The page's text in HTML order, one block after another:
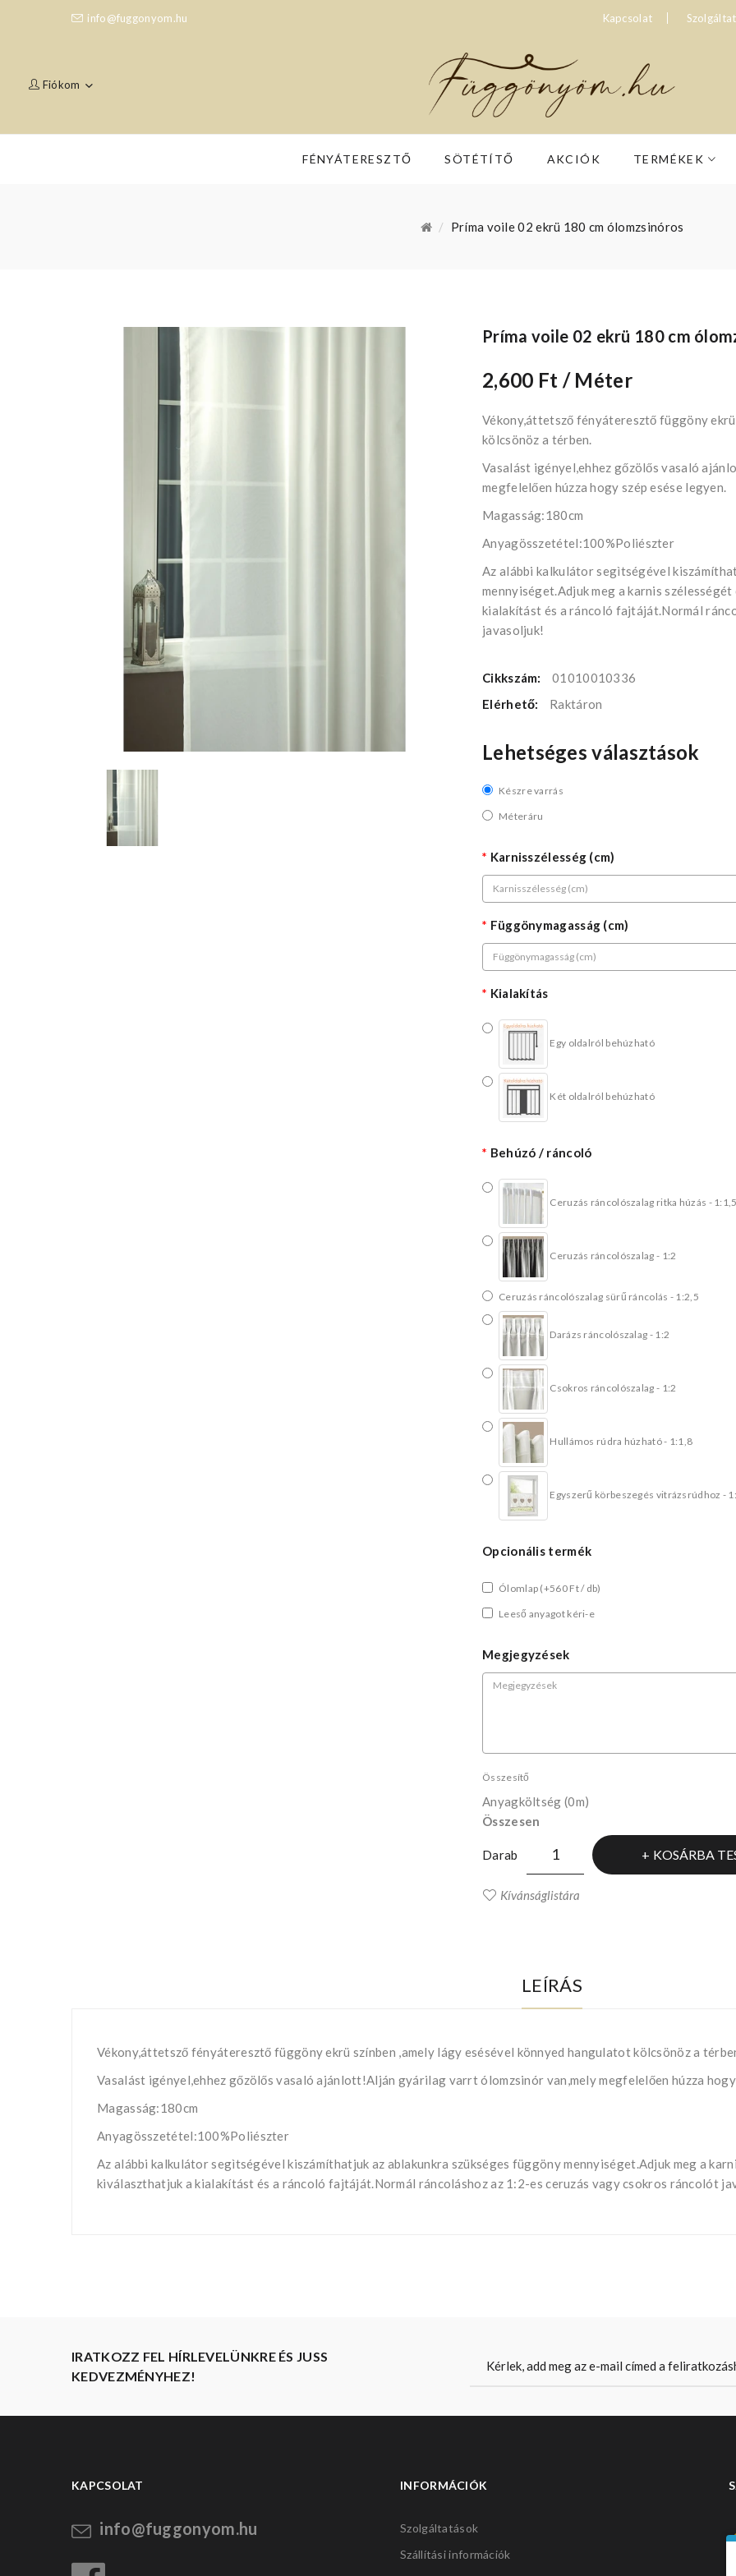
info@fuggonyom.hu Kapcsolat
Fiókom
FÉNYÁTERESZTŐ SÖTÉTÍTŐ AKCIÓK TERMÉKEK
Príma voile 02 ekrü 180 cm ólomzsinóros
Príma voile 02 ekrü 180 cm
2,600 Ft / Méter
Vékony,áttetsző fényáteresztő függöny
kölcsönöz a térben.
Vasalást igényel,ehhez gőzölős vasaló
megfelelően húzza hogy szép esése legyen.
Magasság:180cm
Anyagösszetétel:100%Poliészter
Az alábbi kalkulátor segìtségével
mennyiséget.Adjuk meg a karnis
kialakítást és a ráncoló fajtáját.Normál
javasoljuk!
Cikkszám:
01010010336
Elérhető:
Raktáron
Lehetséges választások
Készre varrás
Méteráru
Karnisszélesség (cm)
Függönymagasság (cm)
Kialakítás
Egy oldalról behúzható
Két oldalról behúzható
Behúzó / ráncoló
Ceruzás ráncolószalag ritka húzás - 1:1,5
Ceruzás ráncolószalag - 1:2
Ceruzás ráncolószalag sürű ráncolás - 1:2,5
Darázs ráncolószalag - 1:2
Csokros ráncolószalag - 1:2
Hullámos rúdra húzható - 1:1,8
Egyszerű körbeszegés vitrázsrúdhoz -
Opcionális termék
Ólomlap (+560 Ft / db)
Leeső anyagot kéri-e
Megjegyzések
Összesítő
Anyagköltség (0m)
Összesen
Darab KOSÁRBA
Kívánságlistára
LEÍRÁS
Vékony,áttetsző fényáteresztő függöny ekrü színben ,amely lágy esésével könnyed hangulatot kölcsönöz a
Vasalást igényel,ehhez gőzölős vasaló ajánlott!Alján gyárilag varrt ólomzsinór van,mely megfelelően húzza hogy
Magasság:180cm
Anyagösszetétel:100%Poliészter
Az alábbi kalkulátor segìtségével kiszámíthatjuk az ablakunkra szükséges függöny mennyiséget.Adjuk meg a
kiválaszthatjuk a kialakítást és a ráncoló fajtáját.Normál ráncoláshoz az 1:2-es ceruzás vagy csokros ráncolót
IRATKOZZ FEL HÍRLEVELÜNKRE ÉS JUSS
KEDVEZMÉNYHEZ!
KAPCSOLAT
info@fuggonyom.hu
INFORMÁCIÓK
Szolgáltatások
Szállítási információk